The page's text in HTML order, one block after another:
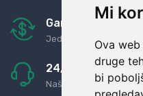
Mi
Ova
druge
bi
Garancija u
Jednostavno pravilo:
24/7 odlična
Naši agenti uvijek na